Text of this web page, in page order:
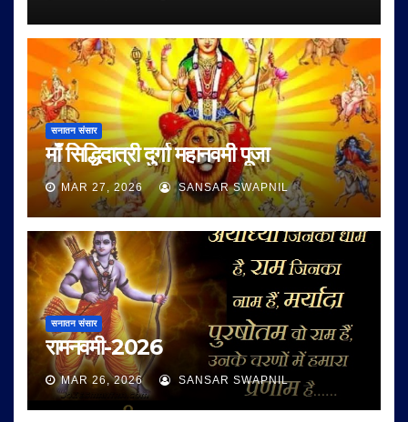
सनातन संसार
माँ सिद्धिदात्री दुर्गा महानवमी पूजा
MAR 27, 2026 SANSAR SWAPNIL
सनातन संसार
रामनवमी-2026
MAR 26, 2026 SANSAR SWAPNIL